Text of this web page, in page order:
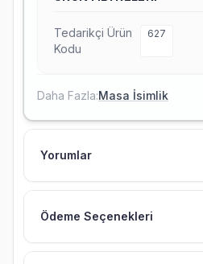
Tedarikçi Ürün
Kodu
627
Daha Fazla:Masa İsimlik
Yorumlar
Ödeme Seçenekleri